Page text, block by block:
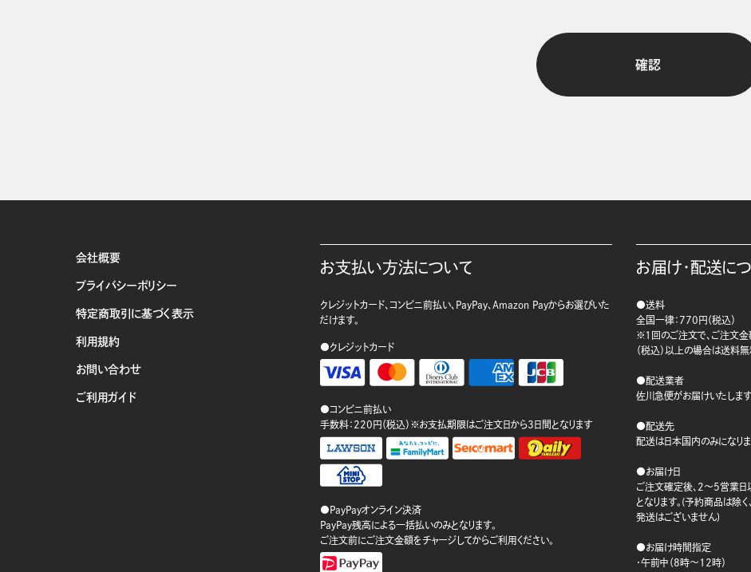
会社概要
プライバシーポリシー
特定商取引に基づく表示
利用規約
お問い合わせ
ご利用ガイド
お支払い方法について
クレジットカード、コンビニ前払い、PayPay、Amazon Payからお選びいた
だけます。
●クレジットカード
●コンビニ前払い
手数料：220円（税込）※お支払期限はご注文日から3日間となります
●PayPayオンライン決済
PayPay残高による一括払いのみとなります。
ご注文前にご注文金額をチャージしてからご利用ください。
お届け・配送に
●送料
全国一律：770円（税込）
※1回のご注文で、ご注文
（税込）以上の場合は送料無
●配送業者
佐川急便がお届けいたします
●配送先
配送は日本国内のみになりま
●お届け日
ご注文確定後、2～5営業日
となります。(予約商品は除く
発送はございません)
●お届け時間指定
・午前中（8時～12時）